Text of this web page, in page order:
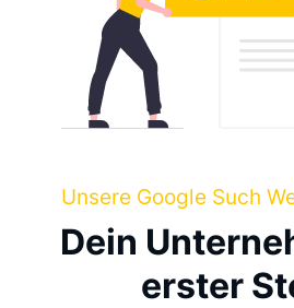
Unsere Google Such
Dein
erster